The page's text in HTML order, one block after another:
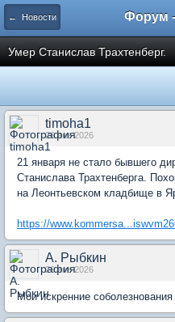
← Новости
Умер Станислав Трахтенберг.
timoha1
26 янв 2026
21 января не стало бывшего
Станислава Трахтенберга.
на Леонтьевском кладбище в
https://
А. Рыбкин
26 янв 2026
Мои искренние